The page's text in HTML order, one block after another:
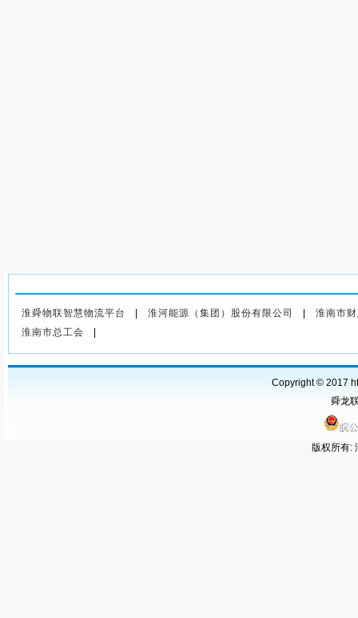
上一篇：2026年5月29日上海
航运交易所运价指数
淮舜物联智慧物流平台 淮河能源（集团）股份有限公司
淮南市
淮南市总工会
Copyright © 2017
舜龙
皖
版权所有: